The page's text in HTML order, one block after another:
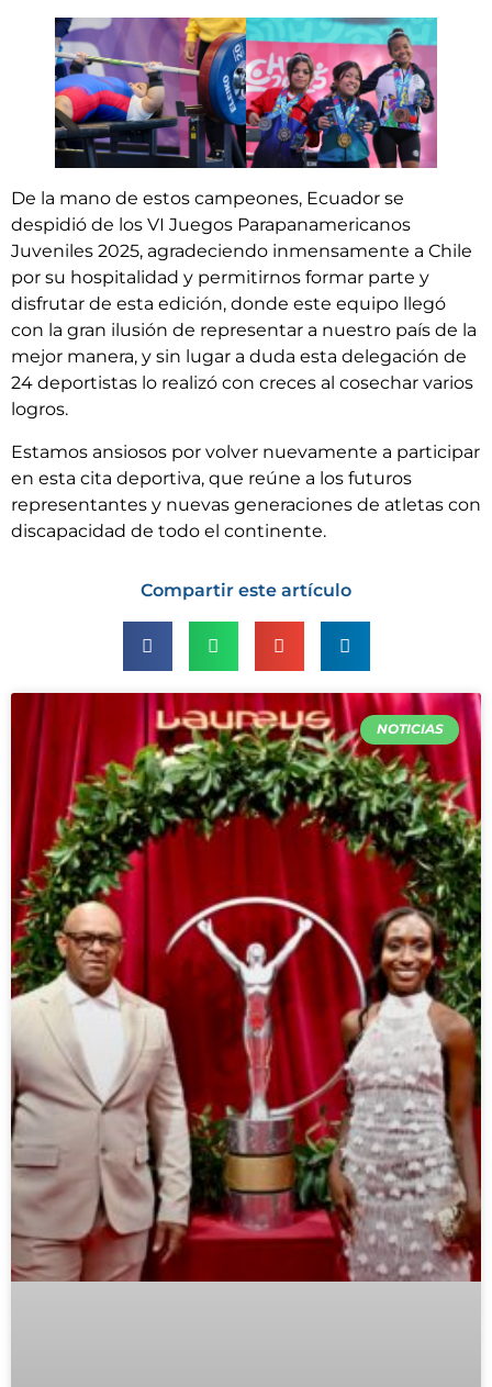
De la mano de estos campeones, Ecuador se
despidió de los VI Juegos Parapanamericanos
Juveniles 2025, agradeciendo inmensamente a Chile
por su hospitalidad y permitirnos formar parte y
disfrutar de esta edición, donde este equipo llegó
con la gran ilusión de representar a nuestro país de la
mejor manera, y sin lugar a duda esta delegación de
24 deportistas lo realizó con creces al cosechar varios
logros.
Estamos ansiosos por volver nuevamente a participar
en esta cita deportiva, que reúne a los futuros
representantes y nuevas generaciones de atletas con
discapacidad de todo el continente.
Compartir este artículo
NOTICIAS